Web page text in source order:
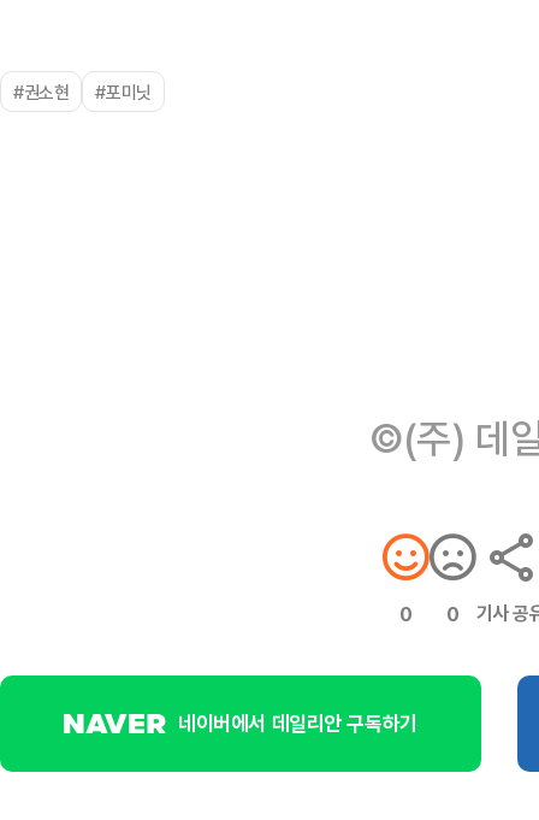
#권소현 #포미닛
©(주) 데
0 0 기사 공
네이버에서 데일리안 구독하기